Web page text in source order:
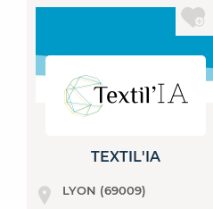
TEXTIL'IA
LYON (69009)